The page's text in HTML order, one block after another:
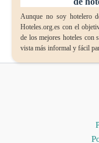
Aunque no soy hotelero
Hoteles.org.es con el
de los mejores hoteles con
vista más informal y fácil